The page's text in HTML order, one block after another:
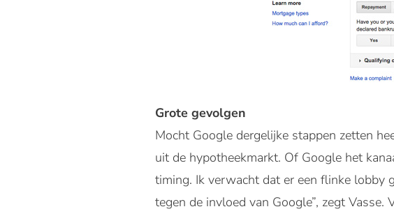
Grote gevolgen
Mocht Google dergelijke stappen zetten
uit de hypotheekmarkt. Of Google het
timing. Ik verwacht dat er een flinke lobby
tegen de invloed van Google”, zegt